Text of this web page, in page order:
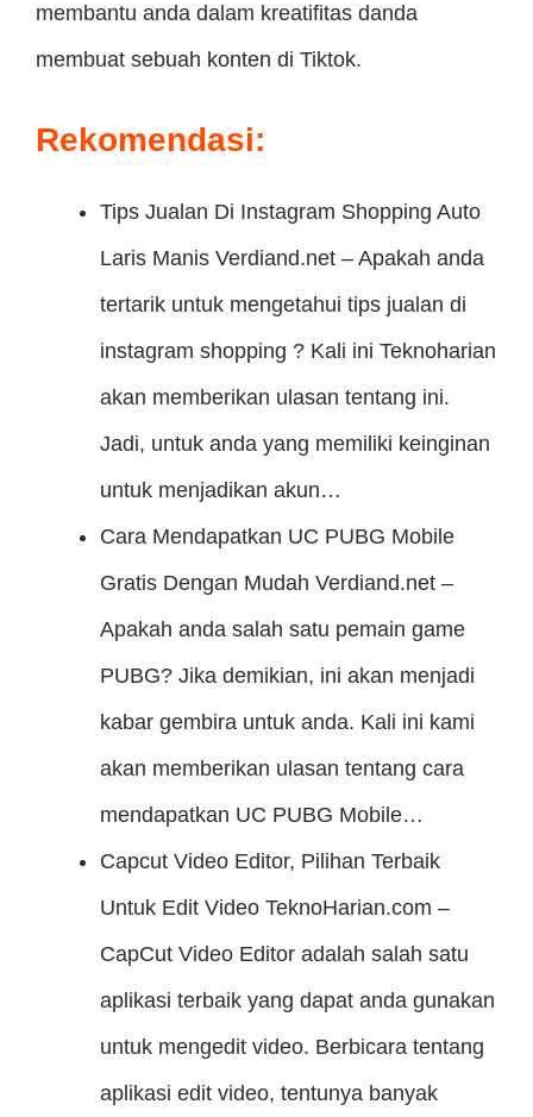
membantu anda dalam kreatifitas danda
membuat sebuah konten di Tiktok.
Rekomendasi:
Tips Jualan Di Instagram Shopping Auto
Laris Manis Verdiand.net – Apakah anda
tertarik untuk mengetahui tips jualan di
instagram shopping ? Kali ini Teknoharian
akan memberikan ulasan tentang ini.
Jadi, untuk anda yang memiliki keinginan
untuk menjadikan akun…
Cara Mendapatkan UC PUBG Mobile
Gratis Dengan Mudah Verdiand.net –
Apakah anda salah satu pemain game
PUBG? Jika demikian, ini akan menjadi
kabar gembira untuk anda. Kali ini kami
akan memberikan ulasan tentang cara
mendapatkan UC PUBG Mobile…
Capcut Video Editor, Pilihan Terbaik
Untuk Edit Video TeknoHarian.com –
CapCut Video Editor adalah salah satu
aplikasi terbaik yang dapat anda gunakan
untuk mengedit video. Berbicara tentang
aplikasi edit video, tentunya banyak